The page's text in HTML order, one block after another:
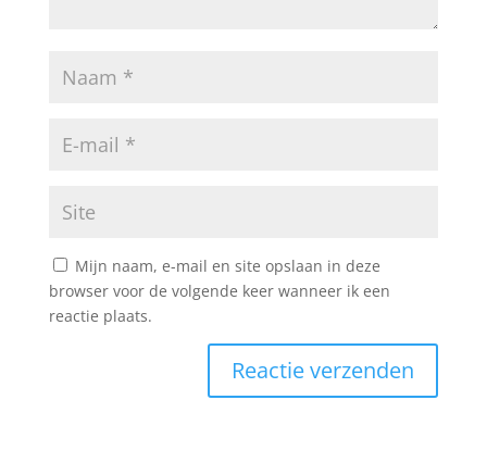
Mijn naam, e-mail en site opslaan in deze
browser voor de volgende keer wanneer ik een
reactie plaats.